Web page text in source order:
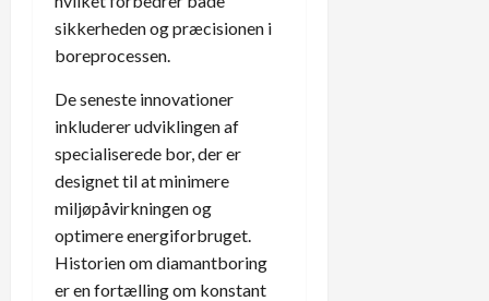
sikkerheden og præcisionen i
boreprocessen.
De seneste innovationer
inkluderer udviklingen af
specialiserede bor, der er
designet til at minimere
miljøpåvirkningen og
optimere energiforbruget.
Historien om diamantboring
er en fortælling om konstant